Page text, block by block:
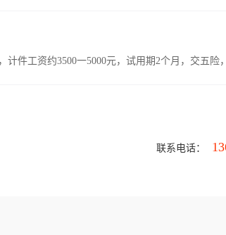
计件工资约3500一5000元，试用期2个月，交五险
联系电话：